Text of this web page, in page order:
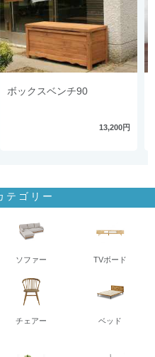
ボックスベンチ90
13,200円
テゴリー
ソファー TVボード
チェアー ベッド